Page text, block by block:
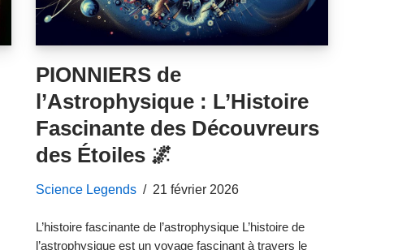
PIONNIERS de
l’Astrophysique : L’Histoire
Fascinante des Découvreurs
des Étoiles 🌌
Science Legends 21 février 2026
L’histoire fascinante de l’astrophysique L’histoire de
l’astrophysique est un voyage fascinant à travers le